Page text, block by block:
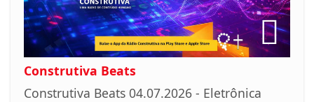
Construtiva Beats
Construtiva Beats 04.07.2026 - Eletrônica